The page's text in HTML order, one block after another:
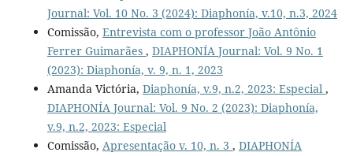
Journal: Vol. 10 No. 3 (2024): Diaphonía, v.10, n.3, 2024
Comissão, Entrevista com o professor João Antônio
Ferrer Guimarães , DIAPHONÍA Journal: Vol. 9 No. 1
(2023): Diaphonía, v. 9, n. 1, 2023
Amanda Victória, Diaphonía, v.9, n.2, 2023: Especial ,
DIAPHONÍA Journal: Vol. 9 No. 2 (2023): Diaphonía,
v.9, n.2, 2023: Especial
Comissão, Apresentação v. 10, n. 3 , DIAPHONÍA